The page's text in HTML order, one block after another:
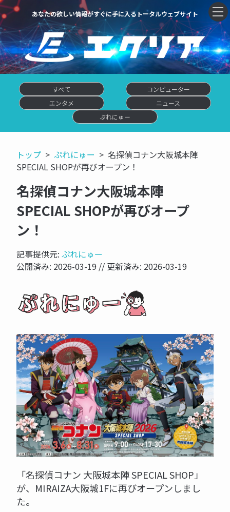
あなたの欲しい情報がすぐに手に入るトータルウェブサイト
すべて
コンピューター
エンタメ
ニュース
ぷれにゅー
トップ ぷれにゅー
名探偵コナン大阪城本陣
SPECIAL SHOPが再びオープン！
名探偵コナン大阪城本陣
SPECIAL SHOPが再びオープ
ン！
記事提供元: ぷれにゅー
公開済み: 2026-03-19 // 更新済み: 2026-03-19
「名探偵コナン 大阪城本陣 SPECIAL SHOP」
が、MIRAIZA大阪城1Fに再びオープンしまし
た。